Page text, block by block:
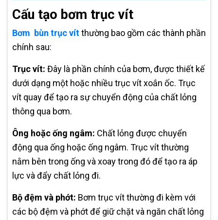
Cấu tạo bơm trục vít
Bơm bùn trục vítthường bao gồm các thành phần
chính sau:
Trục vít: Đây là phần chính của bơm, được thiết kế
dưới dạng một hoặc nhiều trục vít xoắn ốc. Trục
vít quay để tạo ra sự chuyển động của chất lỏng
thông qua bơm.
Ông hoặc ống ngâm: Chất lỏng được chuyển
động qua ống hoặc ống ngâm. Trục vít thường
nằm bên trong ống và xoay trong đó để tạo ra áp
lực và đẩy chất lỏng đi.
Bộ đệm và phớt: Bơm trục vít thường đi kèm với
các bộ đệm và phớt để giữ chặt và ngăn chất lỏng